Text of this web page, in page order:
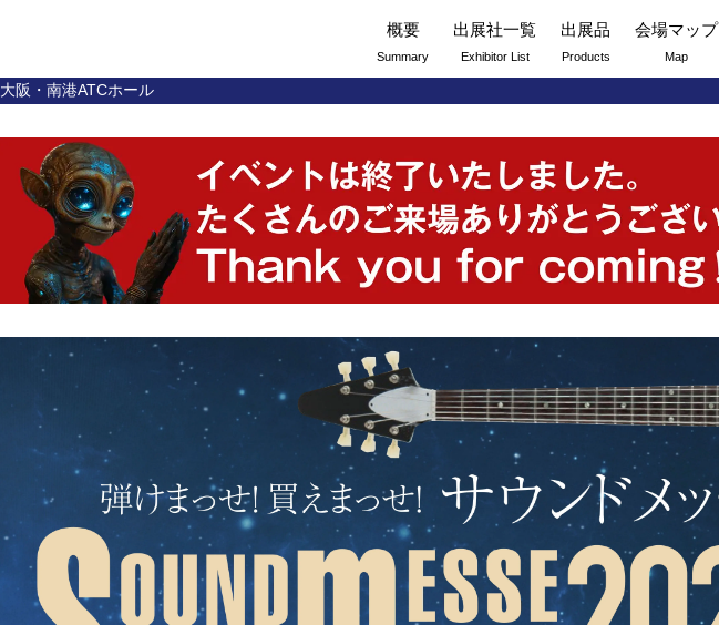
概要
Summary
出展社一覧
Exhibitor List
出展品
Products
会場マップ
Map
大阪・南港ATCホール